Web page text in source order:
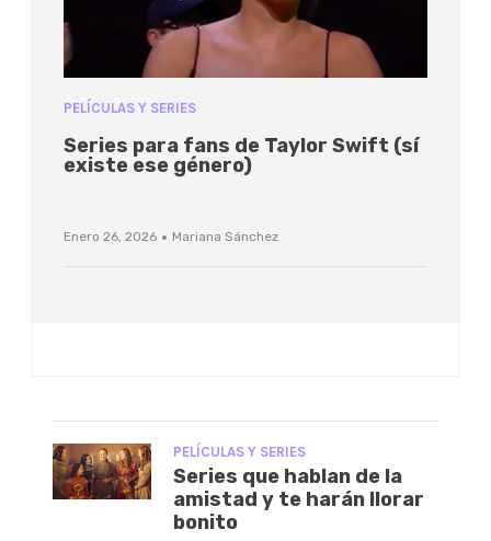
PELÍCULAS Y SERIES
Series para fans de Taylor Swift (sí
existe ese género)
Enero 26, 2026 · Mariana Sánchez
PELÍCULAS Y SERIES
Series que hablan de la
amistad y te harán llorar
bonito